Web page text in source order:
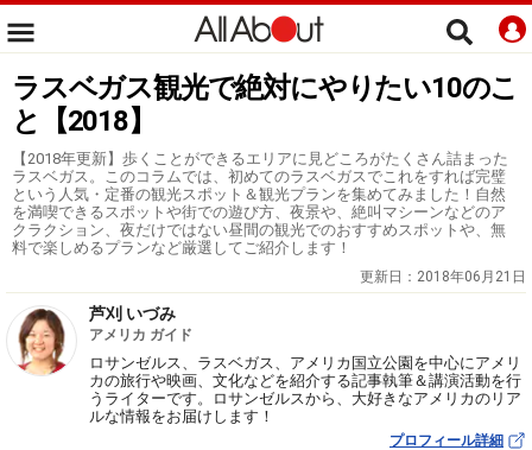
ラスベガス観光で絶対にやりたい10のこ
と【2018】
【2018年更新】歩くことができるエリアに見どころがたくさん詰まった
ラスベガス。このコラムでは、初めてのラスベガスでこれをすれば完璧
という人気・定番の観光スポット＆観光プランを集めてみました！自然
を満喫できるスポットや街での遊び方、夜景や、絶叫マシーンなどのア
クラクション、夜だけではない昼間の観光でのおすすめスポットや、無
料で楽しめるプランなど厳選してご紹介します！
更新日： 2018年06月21日
芦刈 いづみ
アメリカ ガイド
ロサンゼルス、ラスベガス、アメリカ国立公園を中心にアメリ
カの旅行や映画、文化などを紹介する記事執筆＆講演活動を行
うライターです。ロサンゼルスから、大好きなアメリカのリア
ルな情報をお届けします！
プロフィール詳細